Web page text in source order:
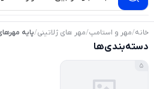
خانه/مهر و استامپ/مهر های ژلاتینی/پایه
دسته‌بندی‌ها
5